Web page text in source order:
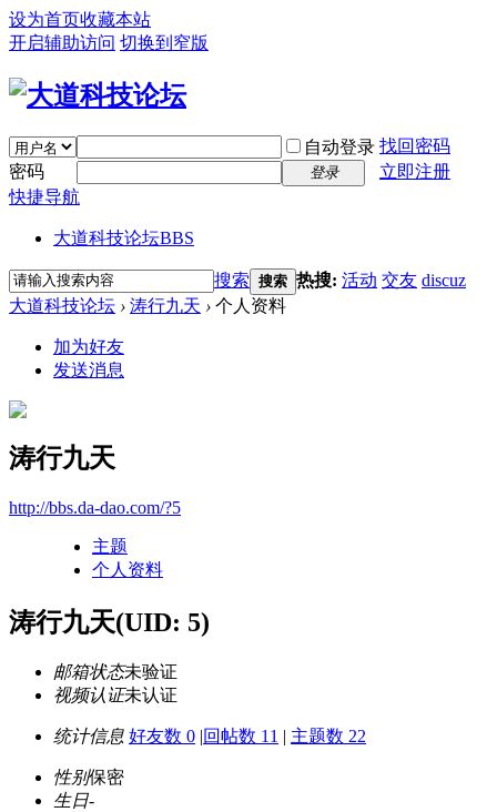
设为首页收藏本站
开启辅助访问 切换到窄版
自动登录 找回密码
密码
登录
立即注册
快捷导航
大道科技论坛BBS
搜索 搜索 热搜: 活动 交友 discuz
大道科技论坛 › 涛行九天 › 个人资料
加为好友
发送消息
涛行九天
http://bbs.da-dao.com/?5
主题
个人资料
涛行九天(UID: 5)
邮箱状态未验证
视频认证未认证
统计信息 好友数 0 |回帖数 11 | 主题数 22
性别保密
生日-